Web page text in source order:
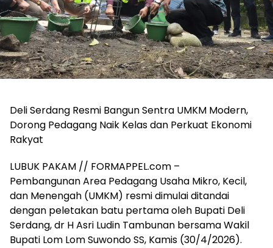
Deli Serdang Resmi Bangun Sentra UMKM Modern,
Dorong Pedagang Naik Kelas dan Perkuat Ekonomi
Rakyat
LUBUK PAKAM // FORMAPPEL.com –
Pembangunan Area Pedagang Usaha Mikro, Kecil,
dan Menengah (UMKM) resmi dimulai ditandai
dengan peletakan batu pertama oleh Bupati Deli
Serdang, dr H Asri Ludin Tambunan bersama Wakil
Bupati Lom Lom Suwondo SS, Kamis (30/4/2026).